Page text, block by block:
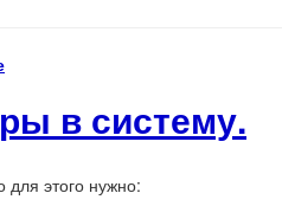
в систему.
для этого нужно: